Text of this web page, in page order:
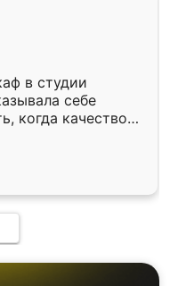
в студии
себе
когда качеством
кухня уже почти